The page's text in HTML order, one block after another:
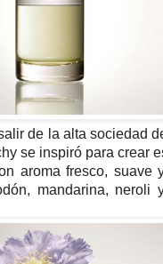
de la alta sociedad
se inspiró para crear
aroma fresco, suave
mandarina,